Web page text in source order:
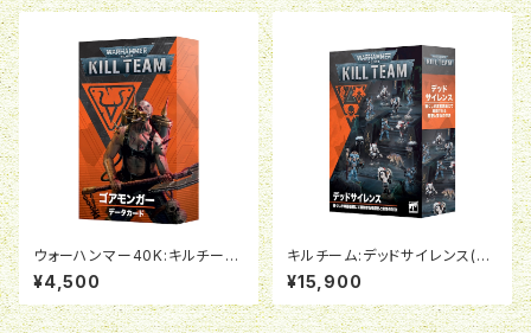
ウォーハンマー40K:キルチー
ム・データカード:ゴアモンガー
(日本語版)
¥4,500
キルチーム:デッドサイレンス(日
本語版)
¥15,900